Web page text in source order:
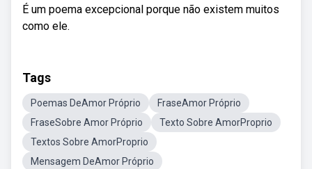
É um poema excepcional porque não existem muitos
como ele.
Tags
Poemas DeAmor Próprio
FraseAmor Próprio
FraseSobre Amor Próprio
Texto Sobre AmorProprio
Textos Sobre AmorProprio
Mensagem DeAmor Próprio